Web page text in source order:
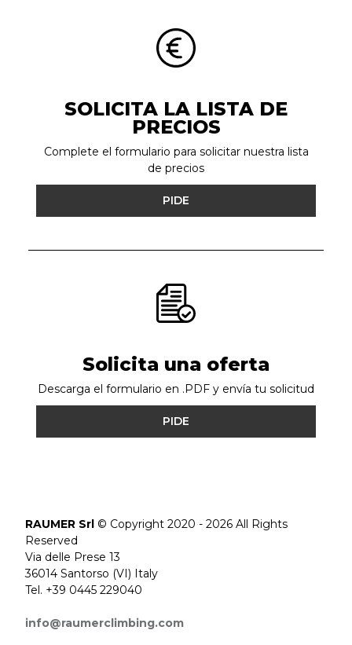
SOLICITA LA LISTA DE
PRECIOS
Complete el formulario para solicitar nuestra lista
de precios
PIDE
Solicita una oferta
Descarga el formulario en .PDF y envía tu solicitud
PIDE
RAUMER Srl © Copyright 2020 - 2026 All Rights
Reserved
Via delle Prese 13
36014 Santorso (VI) Italy
Tel. +39 0445 229040
info@raumerclimbing.com